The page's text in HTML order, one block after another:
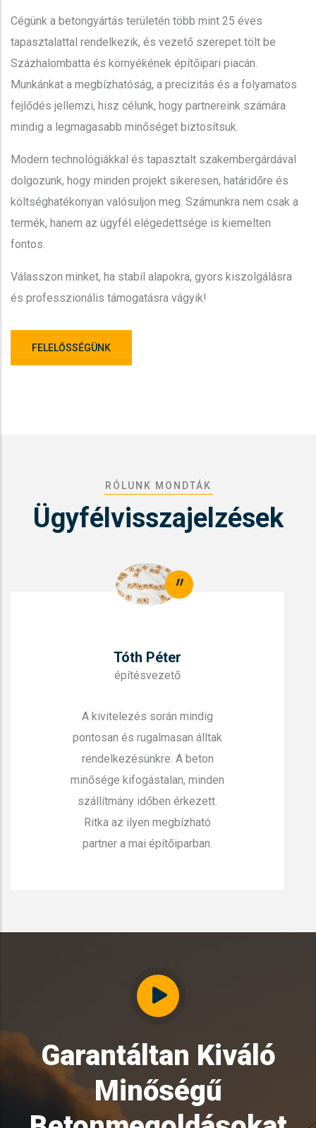
Cégünk a betongyártás területén több mint 25 éves
tapasztalattal rendelkezik, és vezető szerepet tölt be
Százhalombatta és környékének építőipari piacán.
Munkánkat a megbízhatóság, a precizitás és a folyamatos
fejlődés jellemzi, hisz célunk, hogy partnereink számára
mindig a legmagasabb minőséget biztosítsuk.
Modern technológiákkal és tapasztalt szakembergárdával
dolgozunk, hogy minden projekt sikeresen, határidőre és
költséghatékonyan valósuljon meg. Számunkra nem csak a
termék, hanem az ügyfél elégedettsége is kiemelten
fontos.
Válasszon minket, ha stabil alapokra, gyors kiszolgálásra
és professzionális támogatásra vágyik!
FELELŐSSÉGÜNK
RÓLUNK MONDTÁK
Ügyfélvisszajelzések
"
Tóth Péter
építésvezető
A kivitelezés során mindig
pontosan és rugalmasan álltak
rendelkezésünkre. A beton
minősége kifogástalan, minden
szállítmány időben érkezett.
Ritka az ilyen megbízható
partner a mai építőiparban.
Garantáltan Kiváló
Minőségű